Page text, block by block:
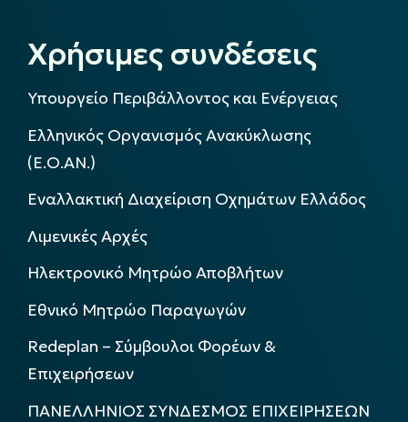
Χρήσιμες συνδέσεις
Υπουργείο Περιβάλλοντος και Ενέργειας
Ελληνικός Οργανισμός Ανακύκλωσης
(Ε.Ο.ΑΝ.)
Εναλλακτική Διαχείριση Οχημάτων Ελλάδος
Λιμενικές Αρχές
Ηλεκτρονικό Μητρώο Αποβλήτων
Εθνικό Μητρώο Παραγωγών
Redeplan – Σύμβουλοι Φορέων &
Επιχειρήσεων
ΠΑΝΕΛΛΗΝΙΟΣ ΣΥΝΔΕΣΜΟΣ ΕΠΙΧΕΙΡΗΣΕΩΝ